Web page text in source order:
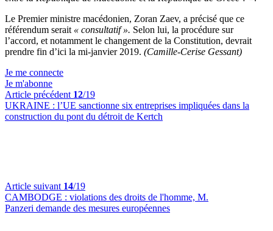
Le Premier ministre macédonien, Zoran Zaev, a précisé que ce
référendum serait « consultatif ». Selon lui, la procédure sur
l’accord, et notamment le changement de la Constitution, devrait
prendre fin d’ici la mi-janvier 2019. (Camille-Cerise Gessant)
Je me connecte
Je m'abonne
Article précédent 12/19
UKRAINE : l’UE sanctionne six entreprises impliquées dans la
construction du pont du détroit de Kertch
Article suivant 14/19
CAMBODGE : violations des droits de l'homme, M.
Panzeri demande des mesures européennes